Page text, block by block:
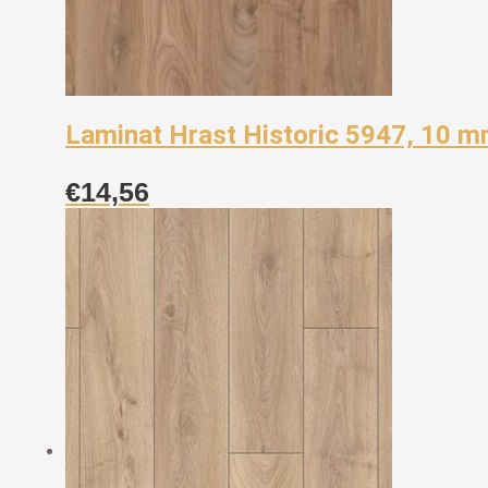
Laminat Hrast Historic 5947, 10
€14,56